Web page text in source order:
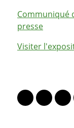
Communiqué
presse
Visiter
Lien vers le
Lien